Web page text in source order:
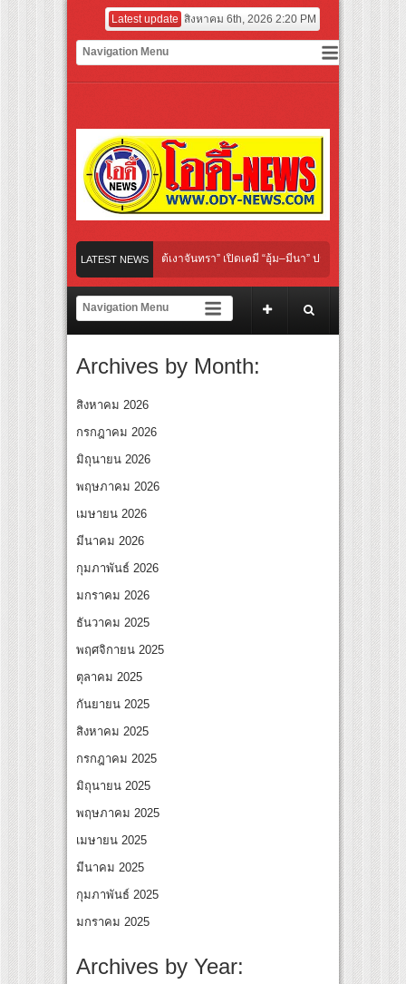
Latest update สิงหาคม 6th, 2026 2:20 PM
LATEST NEWS
“Under Her Rules ใต้เงาจันทรา” เปิดเคมี “อุ้ม–มีนา” ประกบคู่ครั้งสำคัญ ชวนแฟนปัก
ลิกอาย เลิกเงียบ เลิกชะล่าใจ” เรื่อง HPV ในแคมเปญ “HPV ไม่เป็นไร…ไม่ได้”
เชียร์ สู่ทีมชาติไทย ชวนแฟนลูกยางใกล้ชิดนักตบสาวทีมชาติไทย 15 ส.ค.นี้
ระดับโลก “ปู่ม่านย่าม่าน” เรียนรู้นวัตกรรมผักเชียงดาใน “หอมแผ่นดินฯ”
ยักษ์ ‘คุณยายวรนาฏ’ (INHERIT) เตรียมคายตะขาบหนังไทยในรอบปฐมทัศน์โลก ณ เ
สุดชีวิต โกนหัวรับบทแม่ชี นำทีมนักแสดงประชันความสยอง!
“Under Her Rules ใต้เงาจันทรา” เปิดเคมี “อุ้ม–มีนา” ประกบคู่ครั้งสำคัญ ชวนแฟนปัก
Archives by Month:
สิงหาคม 2026
กรกฎาคม 2026
มิถุนายน 2026
พฤษภาคม 2026
เมษายน 2026
มีนาคม 2026
กุมภาพันธ์ 2026
มกราคม 2026
ธันวาคม 2025
พฤศจิกายน 2025
ตุลาคม 2025
กันยายน 2025
สิงหาคม 2025
กรกฎาคม 2025
มิถุนายน 2025
พฤษภาคม 2025
เมษายน 2025
มีนาคม 2025
กุมภาพันธ์ 2025
มกราคม 2025
Archives by Year: